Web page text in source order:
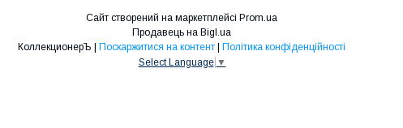
Сайт створений на маркетплейсі Prom.ua
Продавець на Bigl.ua
Поскаржитися на контент
Політика конфіденційності
Select Language ▼